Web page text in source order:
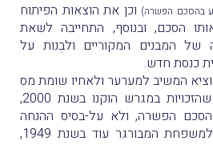
בהסכם הפשרה) וכן את הוצאות הפיתוח
הסכם, ובנוסף, התחייבה לשאת
של המבנים המקוריים ולבְנות על
המשיב למערער ולאחיו שומת מס
שבח המתבססת על כך שהזכויות במגרש הוקנו בשנת 2000,
הפשרה, ולא על-בסיס ההנחה
שהזכויות במגרש הוקנו למשפחת המבורגר עוד בשנת 1949,